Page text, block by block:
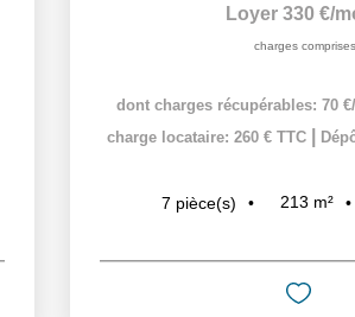
Loyer 330 €/
charges comprises
dont charges récupérables: 70
charge locataire: 260 € TTC
7 pièce(s) 213 m²